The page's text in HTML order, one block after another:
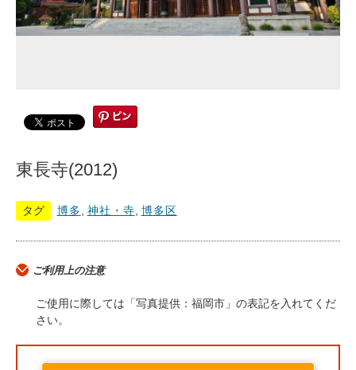
東長寺(2012)
タグ 博多 神社・寺 博多区
ご利用上の注意
ご使用に際しては「写真提供：福岡市」の表記を入れてくだ
さい。